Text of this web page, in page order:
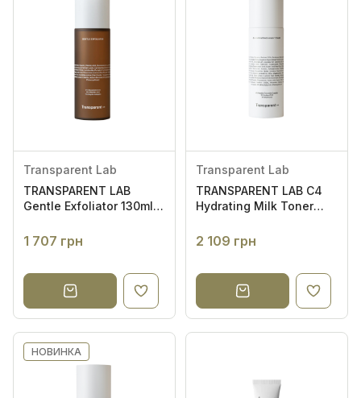
Transparent Lab
TRANSPARENT LAB
Gentle Exfoliator 130ml -
пілінг-тонер
1 707 грн
Transparent Lab
TRANSPARENT LAB C4
Hydrating Milk Toner
молочний тонер
2 109 грн
НОВИНКА